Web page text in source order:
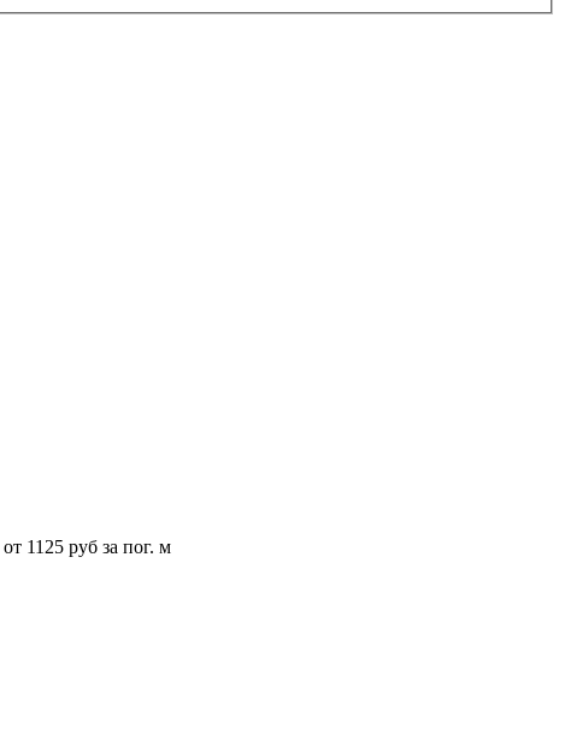
от 1125 руб за пог. м